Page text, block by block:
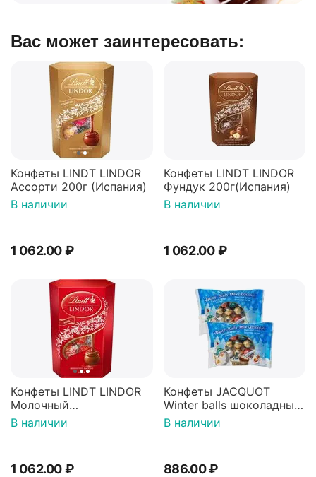
Вас может заинтересовать:
Конфеты LINDT LINDOR
Ассорти 200г (Испания)
В наличии
1 062.00₽
Конфеты LINDT LINDOR
Фундук 200г(Испания)
В наличии
1 062.00 ₽
Конфеты LINDT LINDOR
Молочный
200г(Испания)
В наличии
1 062.00₽
Конфеты JACQUOT
Winter balls шоколадные
шарики с молочной
начинкой 100г*2шт
В наличии
886.00₽